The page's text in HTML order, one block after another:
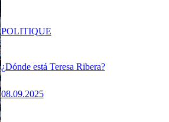
¿Dónde está Teresa Ribera?
08.09.2025
POLITIQUE